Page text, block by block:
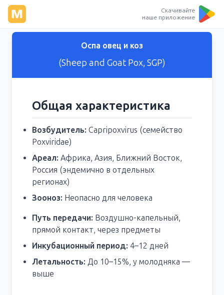
Скачивайте
наше приложение
Оспа овец и коз
(Sheep and Goat Pox, SGP)
Общая характеристика
Возбудитель: Capripoxvirus (семейство
Poxviridae)
Ареал: Африка, Азия, Ближний Восток,
Россия (эндемично в отдельных
регионах)
Зооноз: Неопасно для человека
Путь передачи: Воздушно-капельный,
прямой контакт, через предметы
Инкубационный период: 4–12 дней
Летальность: До 10–15%, у молодняка —
выше